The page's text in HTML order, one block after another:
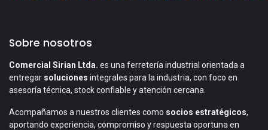
Sobre nosotros
Comercial Sirian Ltda. es una ferretería industrial orientada a
entregar soluciones integrales para la industria, con foco en
asesoría técnica, stock confiable y atención cercana.
Acompañamos a nuestros clientes como socios estratégicos,
aportando experiencia, compromiso y respuesta oportuna en